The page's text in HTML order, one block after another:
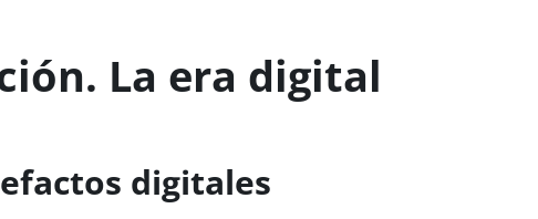
La era digital
digitales